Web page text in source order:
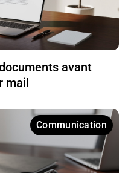
avant
mail
Communication